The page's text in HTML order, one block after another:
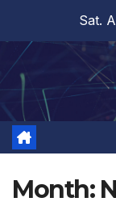
content
Sat.
Month: